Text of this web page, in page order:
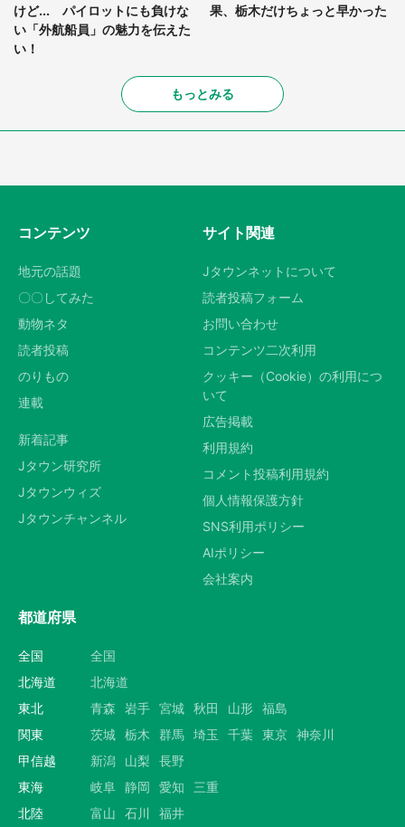
けど... パイロットにも負けな
い「外航船員」の魅力を伝えた
い！
果、栃木だけちょっと早かった
もっとみる
コンテンツ
地元の話題
〇〇してみた
動物ネタ
読者投稿
のりもの
連載
新着記事
Jタウン研究所
Jタウンウィズ
Jタウンチャンネル
サイト関連
Jタウンネットについて
読者投稿フォーム
お問い合わせ
コンテンツ二次利用
クッキー（Cookie）の利用につ
いて
広告掲載
利用規約
コメント投稿利用規約
個人情報保護方針
SNS利用ポリシー
AIポリシー
会社案内
都道府県
全国
全国
北海道
北海道
東北
青森 岩手 宮城 秋田 山形 福島
関東
茨城 栃木 群馬 埼玉 千葉 東京 神奈川
甲信越
新潟 山梨
長野
東海
岐阜 静岡 愛知
三重
北陸
富山 石川 福井